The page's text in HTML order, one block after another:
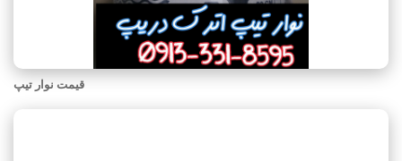
قیمت نوار تیپ